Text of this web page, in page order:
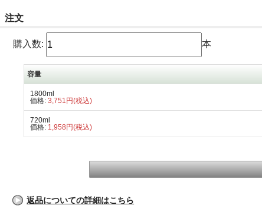
注文
購入数: 本
容量
1800ml
価格: 3,751円(税込)
720ml
価格: 1,958円(税込)
返品についての詳細はこちら